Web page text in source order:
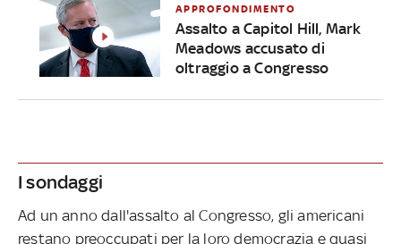
APPROFONDIMENTO
Assalto a Capitol Hill, Mark
Meadows accusato di
oltraggio a Congresso
I sondaggi
Ad un anno dall'assalto al Congresso, gli americani
restano preoccupati per la loro democrazia e quasi